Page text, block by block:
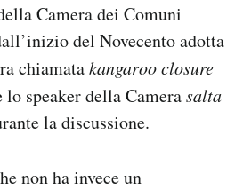
Camera dei Comuni
del Novecento adotta
chiamatakangaroo closure
speaker della Camerasalta
la discussione.
non ha invece un